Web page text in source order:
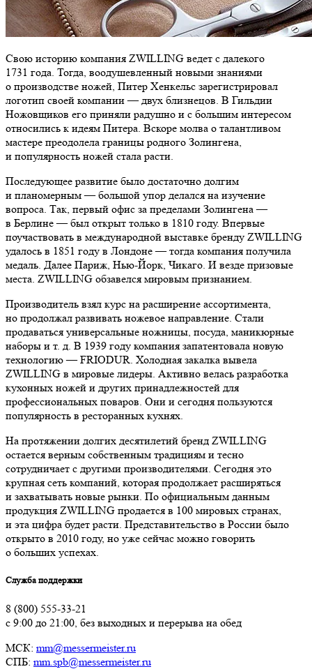
Свою историю компания ZWILLING ведет с далекого
1731 года. Тогда, воодушевленный новыми знаниями
о производстве ножей, Питер Хенкельс зарегистрировал
логотип своей компании — двух близнецов. В Гильдии
Ножовщиков его приняли радушно и с большим интересом
относились к идеям Питера. Вскоре молва о талантливом
мастере преодолела границы родного Золингена,
и популярность ножей стала расти.
Последующее развитие было достаточно долгим
и планомерным — большой упор делался на изучение
вопроса. Так, первый офис за пределами Золингена —
в Берлине — был открыт только в 1810 году. Впервые
поучаствовать в международной выставке бренду ZWILLING
удалось в 1851 году в Лондоне — тогда компания получила
медаль. Далее Париж, Нью-Йорк, Чикаго. И везде призовые
места. ZWILLING обзавелся мировым признанием.
Производитель взял курс на расширение ассортимента,
но продолжал развивать ножевое направление. Стали
продаваться универсальные ножницы, посуда, маникюрные
наборы и т. д. В 1939 году компания запатентовала новую
технологию — FRIODUR. Холодная закалка вывела
ZWILLING в мировые лидеры. Активно велась разработка
кухонных ножей и других принадлежностей для
профессиональных поваров. Они и сегодня пользуются
популярность в ресторанных кухнях.
На протяжении долгих десятилетий бренд ZWILLING
остается верным собственным традициям и тесно
сотрудничает с другими производителями. Сегодня это
крупная сеть компаний, которая продолжает расширяться
и захватывать новые рынки. По официальным данным
продукция ZWILLING продается в 100 мировых странах,
и эта цифра будет расти. Представительство в России было
открыто в 2010 году, но уже сейчас можно говорить
о больших успехах.
Служба поддержки
8 (800) 555-33-21
с 9:00 до 21:00, без выходных и перерыва на обед
МСК: mm@messermeister.ru
СПБ: mm.spb@messermeister.ru